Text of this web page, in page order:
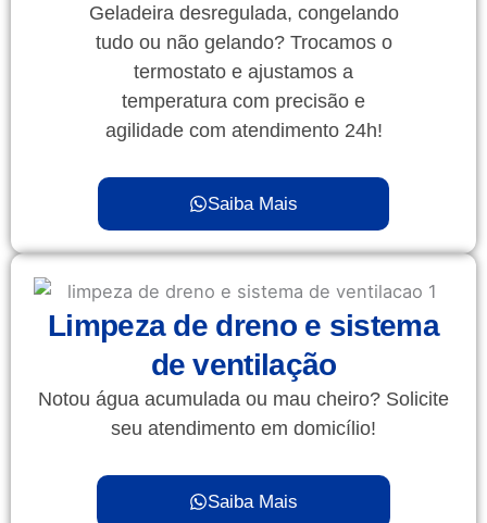
Geladeira desregulada, congelando
tudo ou não gelando? Trocamos o
termostato e ajustamos a
temperatura com precisão e
agilidade com atendimento 24h!
Saiba Mais
Limpeza de dreno e sistema
de ventilação
Notou água acumulada ou mau cheiro? Solicite
seu atendimento em domicílio!
Saiba Mais